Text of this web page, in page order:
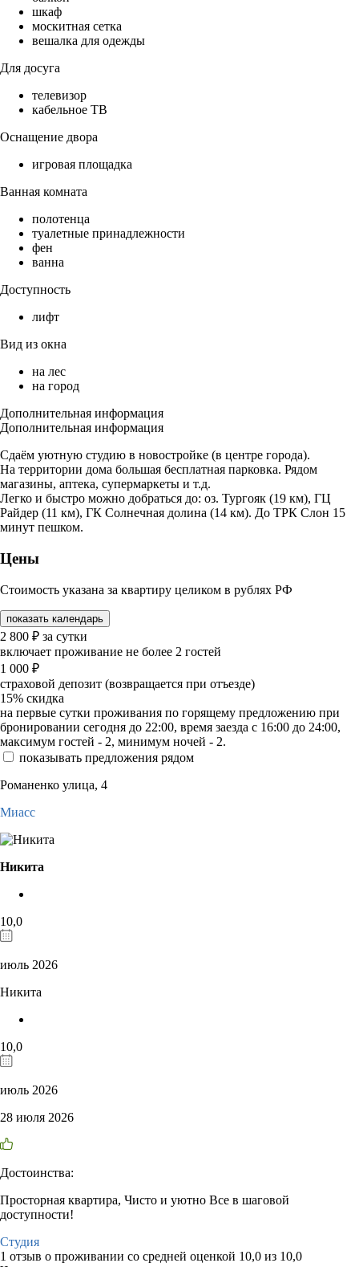
шкаф
москитная сетка
вешалка для одежды
Для досуга
телевизор
кабельное ТВ
Оснащение двора
игровая площадка
Ванная комната
полотенца
туалетные принадлежности
фен
ванна
Доступность
лифт
Вид из окна
на лес
на город
Дополнительная информация
Дополнительная информация
Сдаём уютную студию в новостройке (в центре города).
На территории дома большая бесплатная парковка. Рядом
магазины, аптека, супермаркеты и т.д.
Легко и быстро можно добраться до: оз. Тургояк (19 км), ГЦ
Райдер (11 км), ГК Солнечная долина (14 км). До ТРК Слон 15
минут пешком.
Цены
Стоимость указана за квартиру целиком в рублях РФ
показать календарь
2 800 ₽ за сутки
включает проживание не более 2 гостей
1 000 ₽
страховой депозит (возвращается при отъезде)
15% скидка
на первые сутки проживания по горящему предложению при
бронировании сегодня до 22:00, время заезда с 16:00 до 24:00,
максимум гостей - 2, минимум ночей - 2.
показывать предложения рядом
Романенко улица, 4
Миасс
Никита
10,0
июль 2026
Никита
10,0
июль 2026
28 июля 2026
Достоинства:
Просторная квартира, Чисто и уютно Все в шаговой
доступности!
Студия
1 отзыв о проживании со средней оценкой 10,0 из 10,0